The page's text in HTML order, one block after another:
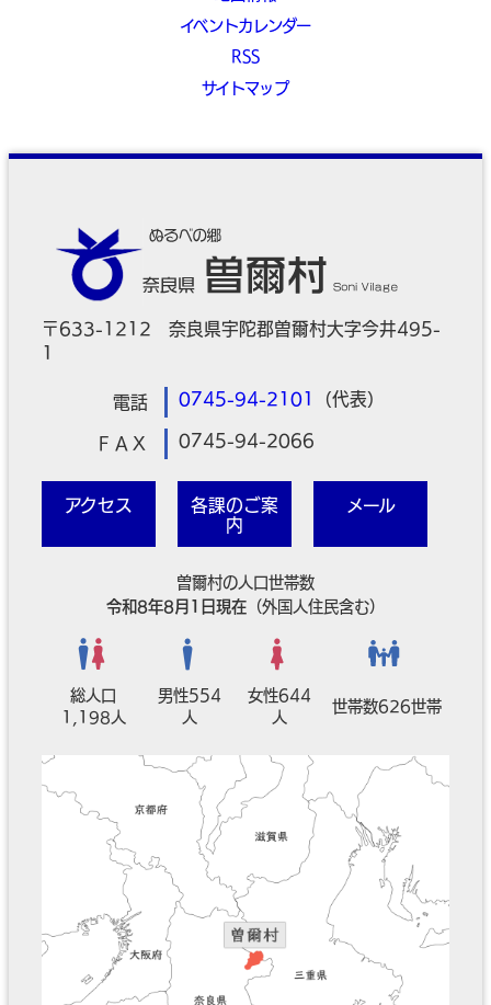
イベントカレンダー
RSS
サイトマップ
〒633-1212 奈良県宇陀郡曽爾村大字今井495-
1
電話 0745-94-2101 （代表）
ＦＡＸ 0745-94-2066
アクセス
各課のご案
内
メール
曽爾村の人口世帯数
令和8年8月1日現在 （外国人住民含む）
総人口
1,198人
男性554
人
女性644
人
世帯数626世帯